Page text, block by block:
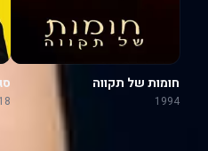
חומות של תקווה
1994